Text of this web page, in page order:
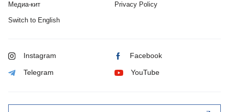
Медиа-кит Privacy Policy
Switch to English
Instagram Facebook
Telegram YouTube